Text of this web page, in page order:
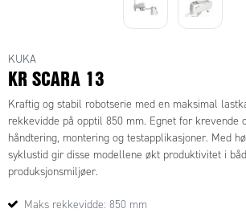
KUKA
KR SCARA 13
Kraftig og stabil robotserie med en maksimal
rekkevidde på opptil 850 mm. Egnet for krevende
håndtering, montering og testapplikasjoner. Med
syklustid gir disse modellene økt produktivitet i
produksjonsmiljøer.
Maks rekkevidde: 850 mm